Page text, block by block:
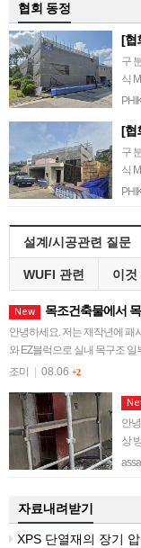
협회 동정
[협
구
식
[협
구
식
설계/시공관련 질문
WUFI 관련 이것
New 목조건축물에서
안녕하세요. 저는 재작년에 패
와 EZ블럭으로 실내 목구조
무소 직원입니다. 허가권자와
조미 08.06 +2
안
상
입
자료내려받기
XPS 단열재의 장기